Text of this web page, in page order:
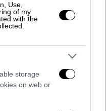
Use,
of my
with the
storage
on web or
και την εκρηκτική
, η Rosalia έχει
τον κόσμο και
επιτυχημένες και
της γενιάς